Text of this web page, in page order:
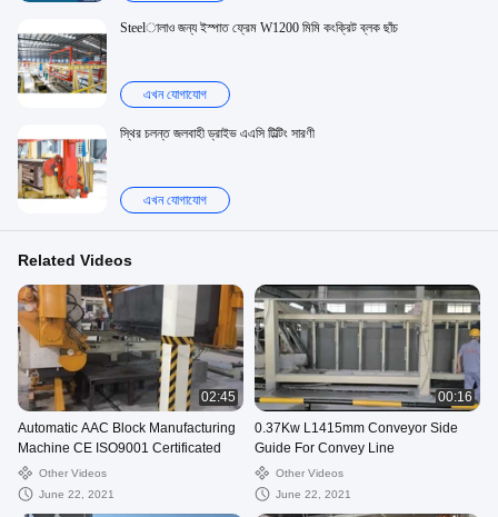
Steelালাও জন্য ইস্পাত ফ্রেম W1200 মিমি কংক্রিট ব্লক ছাঁচ
এখন যোগাযোগ
স্থির চলন্ত জলবাহী ড্রাইভ এএসি টিল্টিং সারণী
এখন যোগাযোগ
Related Videos
02:45
Automatic AAC Block Manufacturing
Machine CE ISO9001 Certificated
Other Videos
June 22, 2021
00:16
0.37Kw L1415mm Conveyor Side
Guide For Convey Line
Other Videos
June 22, 2021